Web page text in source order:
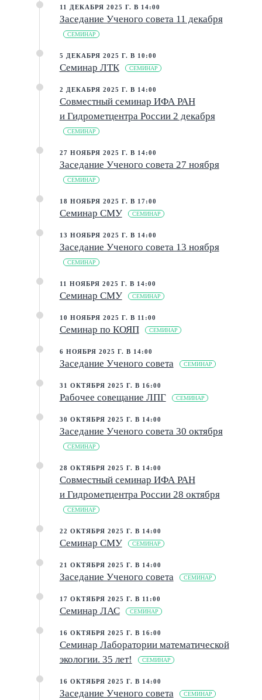
11 ДЕКАБРЯ 2025 Г. В 14:00
Заседание Ученого совета 11 декабря
СЕМИНАР
5 ДЕКАБРЯ 2025 Г. В 10:00
Семинар ЛТК СЕМИНАР
2 ДЕКАБРЯ 2025 Г. В 14:00
Совместный семинар ИФА РАН
и Гидрометцентра России 2 декабря
СЕМИНАР
27 НОЯБРЯ 2025 Г. В 14:00
Заседание Ученого совета 27 ноября
СЕМИНАР
18 НОЯБРЯ 2025 Г. В 17:00
Семинар СМУ СЕМИНАР
13 НОЯБРЯ 2025 Г. В 14:00
Заседание Ученого совета 13 ноября
СЕМИНАР
11 НОЯБРЯ 2025 Г. В 14:00
Семинар СМУ СЕМИНАР
10 НОЯБРЯ 2025 Г. В 11:00
Семинар по КОЯП СЕМИНАР
6 НОЯБРЯ 2025 Г. В 14:00
Заседание Ученого совета СЕМИНАР
31 ОКТЯБРЯ 2025 Г. В 16:00
Рабочее совещание ЛПГ СЕМИНАР
30 ОКТЯБРЯ 2025 Г. В 14:00
Заседание Ученого совета 30 октября
СЕМИНАР
28 ОКТЯБРЯ 2025 Г. В 14:00
Совместный семинар ИФА РАН
и Гидрометцентра России 28 октября
СЕМИНАР
22 ОКТЯБРЯ 2025 Г. В 14:00
Семинар СМУ СЕМИНАР
21 ОКТЯБРЯ 2025 Г. В 14:00
Заседание Ученого совета СЕМИНАР
17 ОКТЯБРЯ 2025 Г. В 11:00
Семинар ЛАС СЕМИНАР
16 ОКТЯБРЯ 2025 Г. В 16:00
Семинар Лаборатории математической
экологии. 35 лет!
СЕМИНАР
16 ОКТЯБРЯ 2025 Г. В 14:00
Заседание Ученого совета СЕМИНАР